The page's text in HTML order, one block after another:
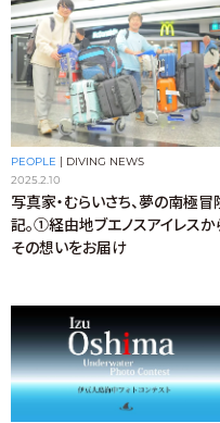
PEOPLE | DIVING NEWS
2025.2.10
写真家・むらいさち、夢の南極冒
記。①経由地ブエノスアイレスか
その想いをお届け